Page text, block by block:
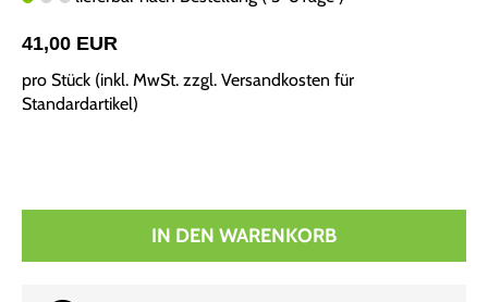
41,00 EUR
pro Stück (inkl. MwSt. zzgl. Versandkosten für
Standardartikel)
IN DEN WARENKORB